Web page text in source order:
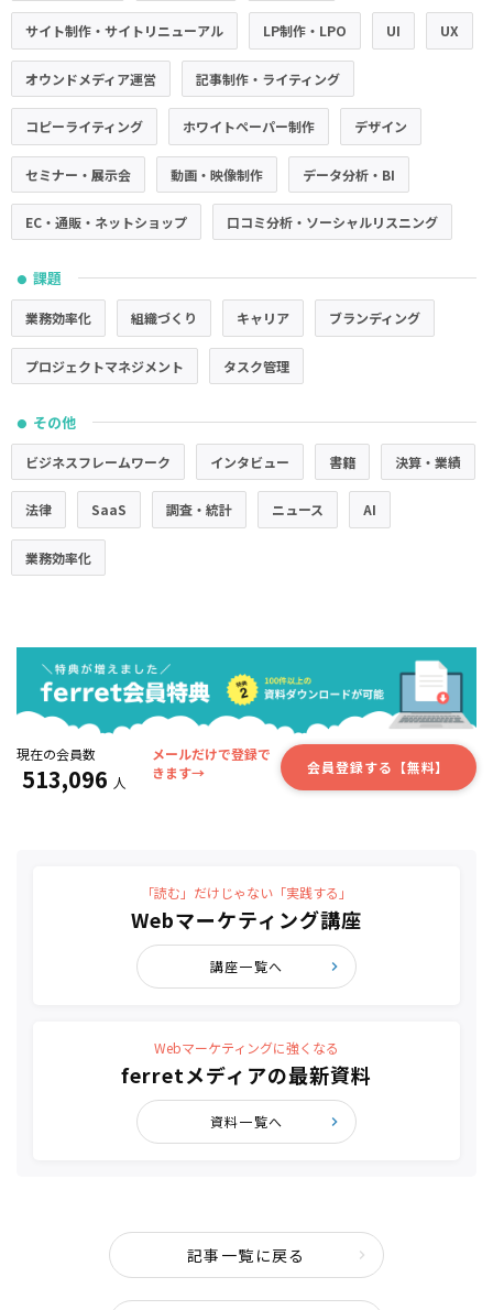
サイト制作・サイトリニューアル LP制作・LPO UI UX
オウンドメディア運営 記事制作・ライティング
コピーライティング ホワイトペーパー制作 デザイン
セミナー・展示会 動画・映像制作 データ分析・BI
EC・通販・ネットショップ 口コミ分析・ソーシャルリスニング
● 課題
業務効率化 組織づくり キャリア ブランディング
プロジェクトマネジメント タスク管理
● その他
ビジネスフレームワーク インタビュー 書籍 決算・業績
法律 SaaS 調査・統計 ニュース AI
業務効率化
現在の会員数
513,096 人
メールだけで登録で
きます→
会員登録する【無料】
「読む」だけじゃない「実践する」
Webマーケティング講座
講座一覧へ
Webマーケティングに強くなる
ferretメディアの最新資料
資料一覧へ
記事一覧に戻る